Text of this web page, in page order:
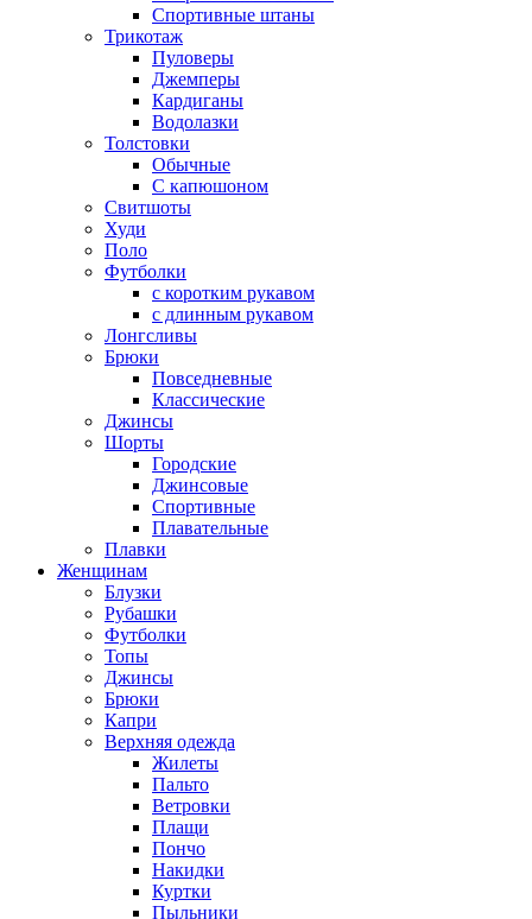
Спортивные штаны
Трикотаж
Пуловеры
Джемперы
Кардиганы
Водолазки
Толстовки
Обычные
С капюшоном
Свитшоты
Худи
Поло
Футболки
с коротким рукавом
с длинным рукавом
Лонгсливы
Брюки
Повседневные
Классические
Джинсы
Шорты
Городские
Джинсовые
Спортивные
Плавательные
Плавки
Женщинам
Блузки
Рубашки
Футболки
Топы
Джинсы
Брюки
Капри
Верхняя одежда
Жилеты
Пальто
Ветровки
Плащи
Пончо
Накидки
Куртки
Пыльники